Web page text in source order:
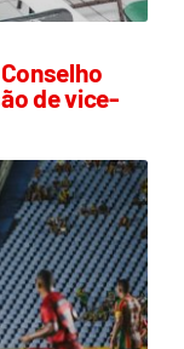
de vice-